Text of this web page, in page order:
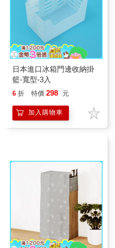
日本進口冰箱門邊收納掛
籃-寬型-3入
6 折 特價 298 元
加入購物車